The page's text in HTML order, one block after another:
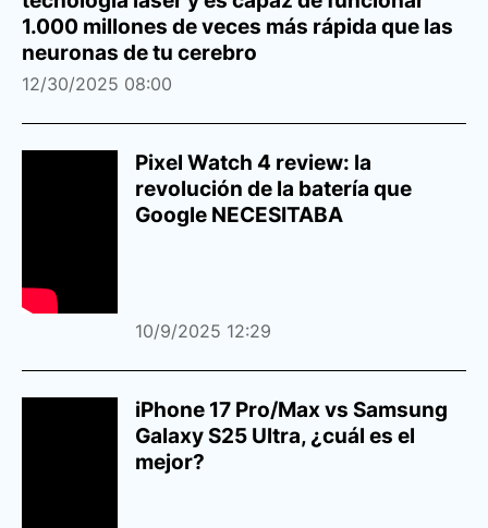
1.000 millones de veces más rápida que las
neuronas de tu cerebro
12/30/2025 08:00
Pixel Watch 4 review: la
revolución de la batería que
Google NECESITABA
10/9/2025 12:29
iPhone 17 Pro/Max vs Samsung
Galaxy S25 Ultra, ¿cuál es el
mejor?